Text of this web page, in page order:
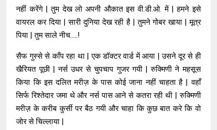
नहीं करेंगे | तुम देख लो अपनी औकात इस वी.डी.ओ. में | हमने इसे
वायरल कर दिया | सारी दुनिया देख रही है | तुमने गोबर खाया | मूत्र
पिया | तुम साले नीच.....!
सैफ गुस्से से काँप रहा था | एक डॉक्टर वार्ड में आया | उसने दूर से ही
खैरियत पूछी | नर्स उधर से चुपचाप गुजर गयी | रुक्मिणी ने महसूस
किया कि इस दलित मरीज़ के पास कोई जाना नहीं चाहता है | वहाँ
सिर्फ रिश्तेदार जमा थे और नर्स पास आने से कतरा रही थी | रुक्मिणी
मरीज़ के करीब कुर्सी पर बैठ गयी और चाहा कि कुछ बात करे कि वो
जोर से चिल्लाया |